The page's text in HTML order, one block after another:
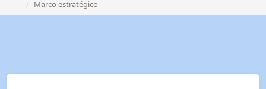
Marco estratégico